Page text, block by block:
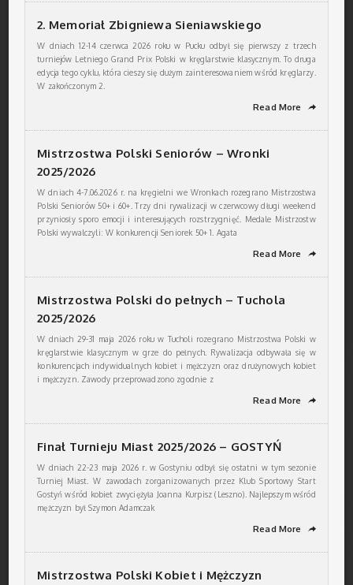
2. Memoriał Zbigniewa Sieniawskiego
W dniach 12-14 czerwca 2026 roku w Pucku odbył się pierwszy z trzech
turniejów Letniego Grand Prix Polski w kręglarstwie klasycznym. To druga
edycja tego cyklu, która cieszy się dużym zainteresowaniem wśród kręglarzy.
W zakończonym 2.
Read More ➦
Mistrzostwa Polski Seniorów – Wronki
2025/2026
W dniach 4-7.06.2026 r. na kręgielni we Wronkach rozegrano Mistrzostwa
Polski Seniorów 50+ i 60+. Trzy dni rywalizacji w czerwcowy długi weekend
przyniosły sporo emocji i interesujących rozstrzygnięć. Medale Mistrzostw
Polski wywalczyli: W konkurencji Seniorek 50+ 1. Agata
Read More ➦
Mistrzostwa Polski do pełnych – Tuchola
2025/2026
W dniach 29-31 maja 2026 roku w Tucholi rozegrano Mistrzostwa Polski w
kręglarstwie klasycznym w grze do pełnych. Rywalizacja odbywała się w
konkurencjach indywidualnych kobiet i mężczyzn oraz drużynowych kobiet
i mężczyzn. Zawody przeprowadzono zgodnie z
Read More ➦
Finał Turnieju Miast 2025/2026 – GOSTYŃ
W dniach 22-23 maja 2026 r. w Gostyniu odbył się ostatni w tym sezonie
Turniej Miast. W zawodach zorganizowanych przez Klub Sportowy Start
Gostyń wśród kobiet zwyciężyła Joanna Kurpisz (Leszno). Najlepszym wśród
mężczyzn był Szymon Adamczak
Read More ➦
Mistrzostwa Polski Kobiet i Mężczyzn